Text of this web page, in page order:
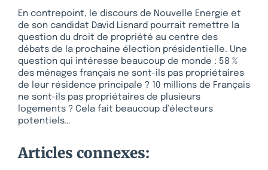
En contrepoint, le discours de Nouvelle Energie et
de son candidat David Lisnard pourrait remettre la
question du droit de propriété au centre des
débats de la prochaine élection présidentielle. Une
question qui intéresse beaucoup de monde : 58 %
des ménages français ne sont-ils pas propriétaires
de leur résidence principale ? 10 millions de Français
ne sont-ils pas propriétaires de plusieurs
logements ? Cela fait beaucoup d’électeurs
potentiels…
Articles connexes: